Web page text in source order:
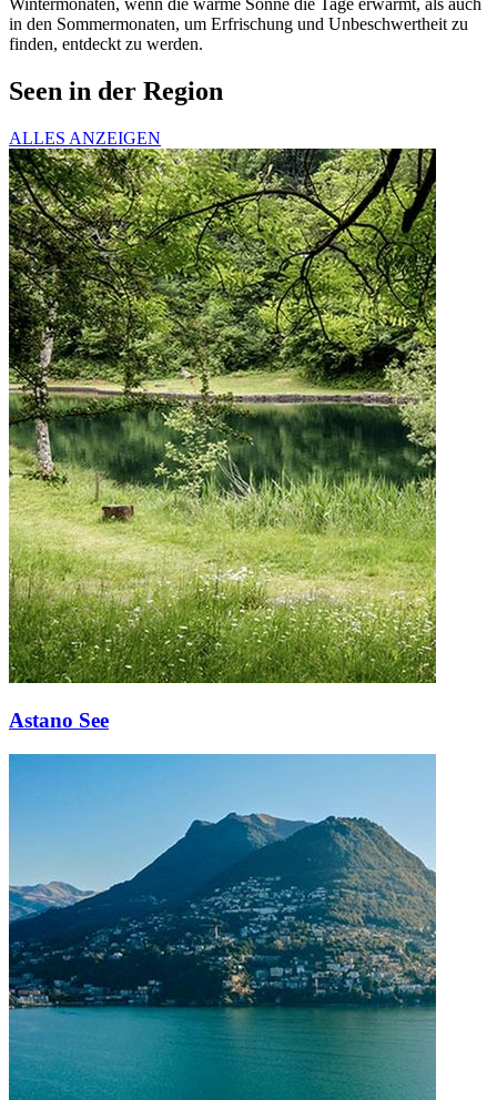
Wintermonaten, wenn die warme Sonne die Tage erwärmt, als auch
in den Sommermonaten, um Erfrischung und Unbeschwertheit zu
finden, entdeckt zu werden.
Seen in der Region
ALLES ANZEIGEN
Astano See